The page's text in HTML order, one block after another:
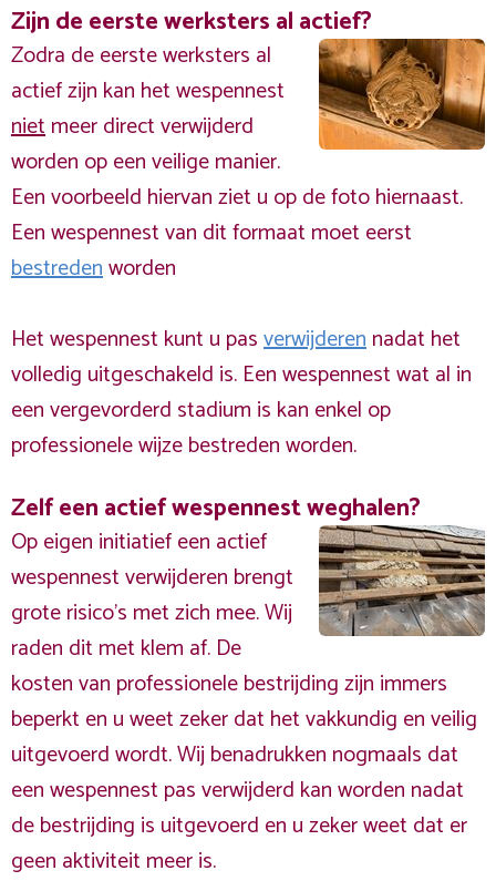
Zijn de eerste werksters al actief?
Zodra de eerste werksters al
actief zijn kan het wespennest
nietmeer direct verwijderd
worden op een veilige manier.
Een voorbeeld hiervan ziet u op de foto hiernaast.
Een wespennest van dit formaat moet eerst
bestredenworden
Het wespennest kunt u pasverwijderennadat het
volledig uitgeschakeld is. Een wespennest wat al in
een vergevorderd stadium is kan enkel op
professionele wijze bestreden worden.
Zelf een actief wespennest weghalen?
Op eigen initiatief een actief
wespennest verwijderen brengt
grote risico’s met zich mee. Wij
raden dit met klem af. De
kosten van professionele bestrijding zijn immers
beperkt en u weet zeker dat het vakkundig en veilig
uitgevoerd wordt. Wij benadrukken nogmaals dat
een wespennest pas verwijderd kan worden nadat
de bestrijding is uitgevoerd en u zeker weet dat er
geen aktiviteit meer is.